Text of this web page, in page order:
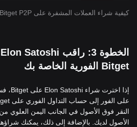
كيفية شراء العملات المشفرة على Bitget P2P
Bitget الفورية الخاصة بك
النقر فوق الأصول في الجانب اليمن العلوي
الأصول لديك. بالإضافة إلى ذلك، يمكنك شراؤها